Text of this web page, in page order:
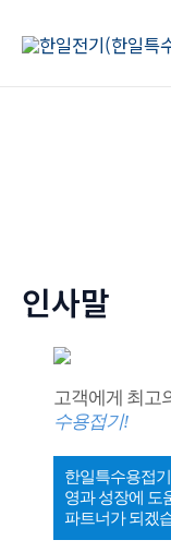
인사말
고객에게 최고
수용접기!
한일특수용접
영과 성장에 도
파트너가 되겠